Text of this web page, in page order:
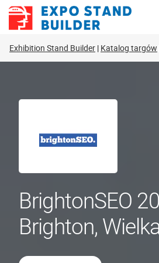
Skip
Exhibition Stand Builder Katalog targów
BrightonSEO
Brighton,